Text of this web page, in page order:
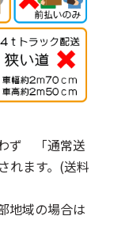
ず 「通常送
ます。(送料
地域の場合は